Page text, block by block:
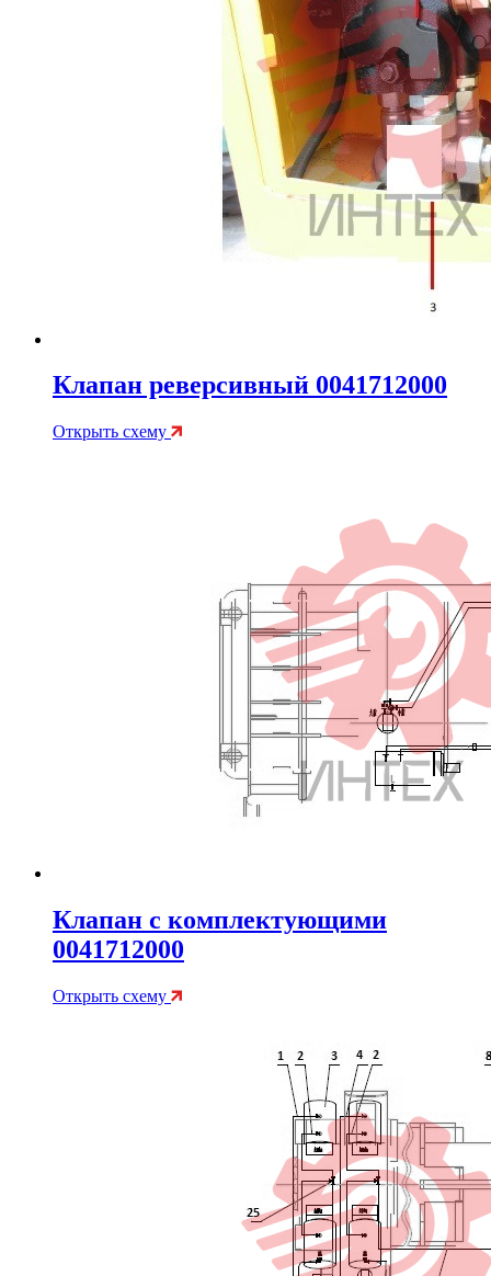
Клапан реверсивный 0041712000
Открыть схему
Клапан с комплектующими
0041712000
Открыть схему